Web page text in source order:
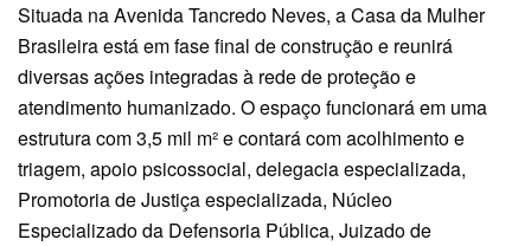
Situada na Avenida Tancredo Neves, a Casa da Mulher
Brasileira está em fase final de construção e reunirá
diversas ações integradas à rede de proteção e
atendimento humanizado. O espaço funcionará em uma
estrutura com 3,5 mil m² e contará com acolhimento e
triagem, apoio psicossocial, delegacia especializada,
Promotoria de Justiça especializada, Núcleo
Especializado da Defensoria Pública, Juizado de